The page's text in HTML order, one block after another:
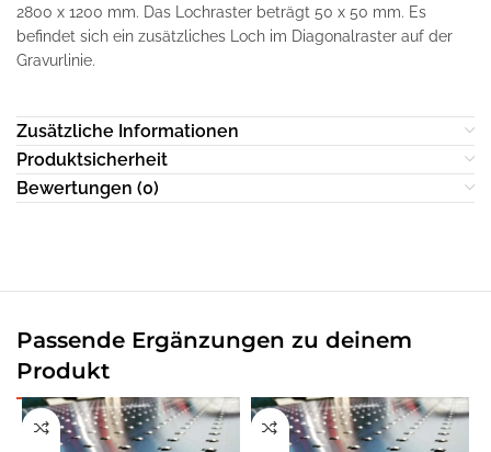
2800 x 1200 mm. Das Lochraster beträgt 50 x 50 mm. Es
befindet sich ein zusätzliches Loch im Diagonalraster auf der
Gravurlinie.
Zusätzliche Informationen
Produktsicherheit
Bewertungen (0)
Passende Ergänzungen zu deinem
Produkt